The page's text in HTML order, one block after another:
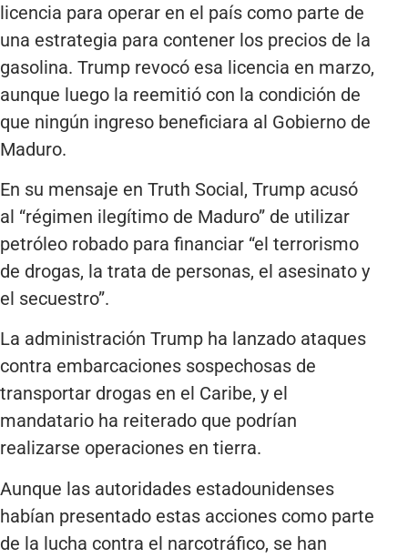
licencia para operar en el país como parte de
una estrategia para contener los precios de la
gasolina. Trump revocó esa licencia en marzo,
aunque luego la reemitió con la condición de
que ningún ingreso beneficiara al Gobierno de
Maduro.
En su mensaje en Truth Social, Trump acusó
al “régimen ilegítimo de Maduro” de utilizar
petróleo robado para financiar “el terrorismo
de drogas, la trata de personas, el asesinato y
el secuestro”.
La administración Trump ha lanzado ataques
contra embarcaciones sospechosas de
transportar drogas en el Caribe, y el
mandatario ha reiterado que podrían
realizarse operaciones en tierra.
Aunque las autoridades estadounidenses
habían presentado estas acciones como parte
de la lucha contra el narcotráfico, se han